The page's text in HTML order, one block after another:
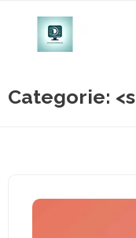
Categorie: